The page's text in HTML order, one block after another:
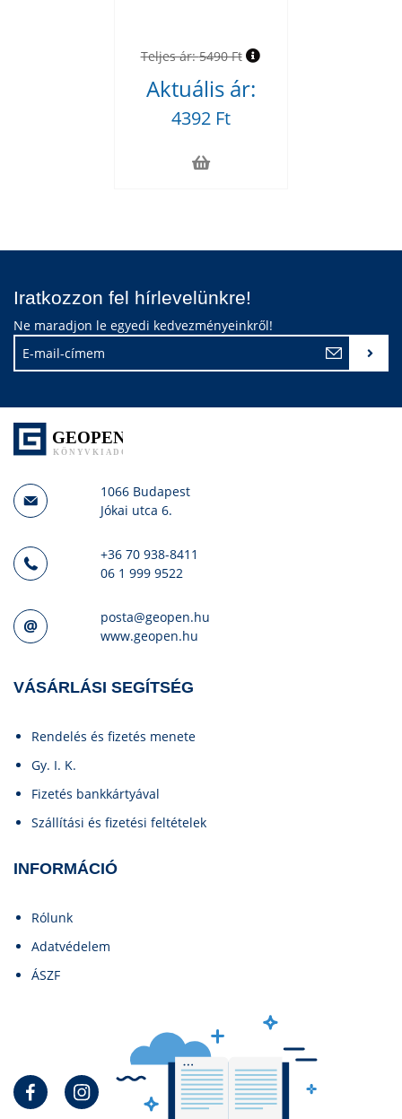
Teljes ár:5490 Ft
Aktuális ár:
4392 Ft
Iratkozzon fel hírlevelünkre!
Ne maradjon le egyedi kedvezményeinkről!
1066 Budapest
Jókai utca 6.
+36 70 938-8411
06 1 999 9522
posta@geopen.hu
www.geopen.hu
VÁSÁRLÁSI SEGÍTSÉG
Rendelés és fizetés menete
Gy. I. K.
Fizetés bankkártyával
Szállítási és fizetési feltételek
INFORMÁCIÓ
Rólunk
Adatvédelem
ÁSZF